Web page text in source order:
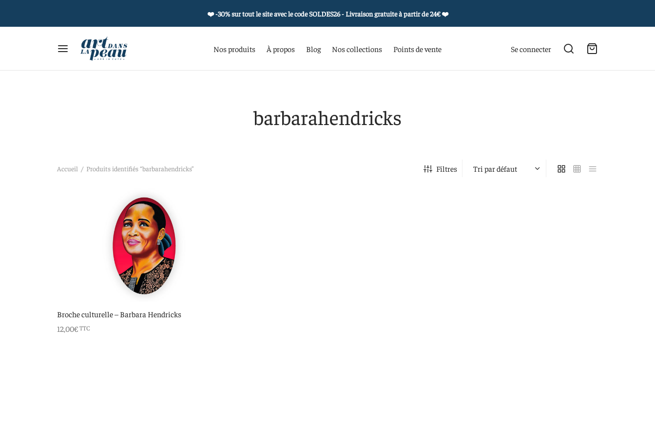
❤️ -30% sur tout le site avec le code SOLDES26 - Livraison gratuite à partir de 24€❤️
Nos produits À propos Blog Nos collections Points de vente Se connecter
barbarahendricks
Accueil / Produits identifiés “barbarahendricks” Filtres
Broche culturelle – Barbara Hendricks
12,00€TTC